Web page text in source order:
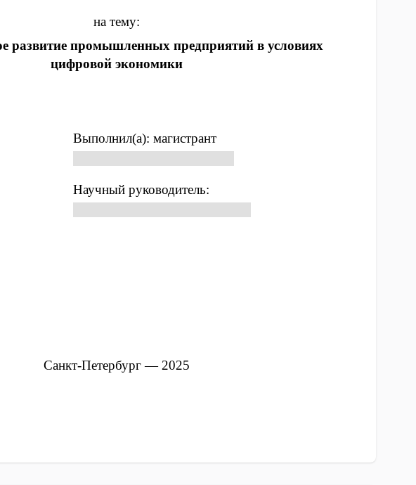
на тему:
развитие промышленных предприятий в условиях
цифровой экономики
Выполнил(а): магистрант
Научный руководитель:
Санкт-Петербург — 2025